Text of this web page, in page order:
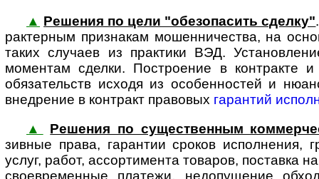
▲ Решения по цели "обезопасить сделку"
рак­тер­ным признакам мошен­ничества, на
таких случаев из практики ВЭД.
моментам сделки. Построение в контракте
обязательств исходя из особенностей и
внедрение в контракт правовых гарантий
▲
Решения по существенным
зивные права, гарантии сроков исполнения,
услуг, работ, ассортимента товаров, поставка